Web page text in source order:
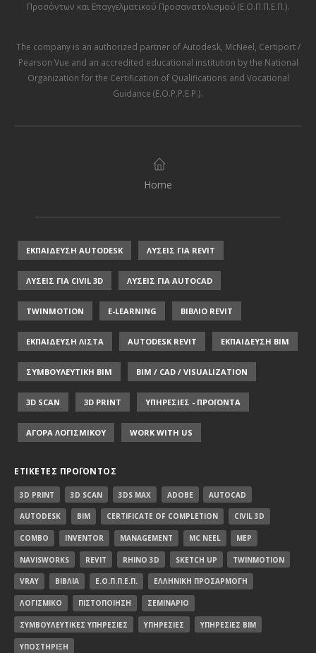
Προσόντων και Επαγγελματικού Προσανατολισμού (Ε.Ο.Π.Π.Ε.Π.).
The company is an authorized partner ofAutodesk, McNeel, Certiport /
Pearson Vue and an accredited educational institution by the National
Organization for the Certification of Qualifications and Vocational
Guidance (E.O.P.P.E.P.).
Home
ΕΚΠΑΙΔΕΥΣΗ AUTODESK ΛΥΣΕΙΣ ΓΙΑ REVIT
ΛΥΣΕΙΣ ΓΙΑ CIVIL 3D ΛΥΣΕΙΣ ΓΙΑ AUTOCAD
TWINMOTION E-LEARNING ΒΙΒΛΙΟ REVIT
ΕΚΠΑΙΔΕΥΣΗ ΛΙΣΤΑ AUTODESK REVIT ΕΚΠΑΙΔΕΥΣΗ ΒΙΜ
ΣΥΜΒΟΥΛΕΥΤΙΚΗ ΒΙΜ BIM / CAD / VISUALIZATION
3D SCAN 3D PRINT ΥΠΗΡΕΣΙΕΣ - ΠΡΟΪΟΝΤΑ
ΑΓΟΡΑ ΛΟΓΙΣΜΙΚΟΥ WORK WITH US
ΕΤΙΚΈΤΕΣ ΠΡΟΪΌΝΤΟΣ
3D PRINT 3D SCAN 3DS MAX ADOBE AUTOCAD
AUTODESK BIM CERTIFICATE OF COMPLETION CIVIL 3D
COMBO INVENTOR MANAGEMENT MC NEEL MEP
NAVISWORKS REVIT RHINO 3D SKETCH UP TWINMOTION
VRAY ΒΙΒΛΊΑ Ε.Ο.Π.Π.Ε.Π. ΕΛΛΗΝΙΚΉ ΠΡΟΣΑΡΜΟΓΉ
ΛΟΓΙΣΜΙΚΌ ΠΙΣΤΟΠΟΊΗΣΗ ΣΕΜΙΝΆΡΙΟ
ΣΥΜΒΟΥΛΕΥΤΙΚΈΣ ΥΠΗΡΕΣΊΕΣ ΥΠΗΡΕΣΊΕΣ ΥΠΗΡΕΣΊΕΣ BIM
ΥΠΟΣΤΉΡΙΞΗ